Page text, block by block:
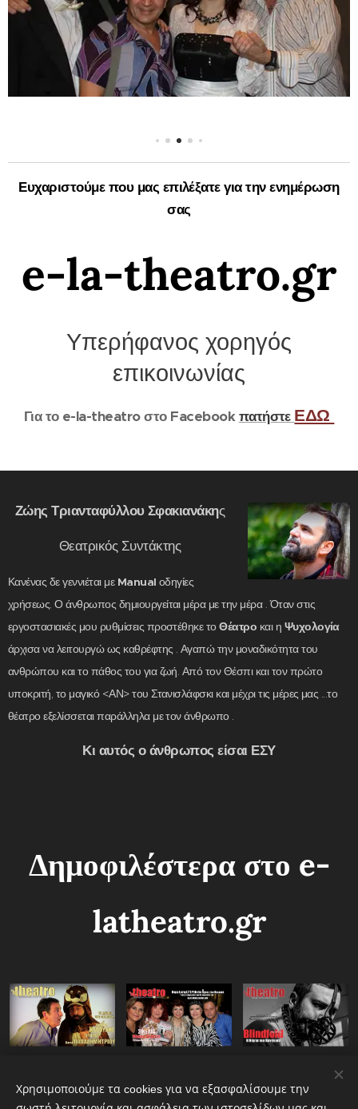
Ευχαριστούμε που μας επιλέξατε για την ενημέρωση
σας
e-la-theatro.gr
Υπερήφανος χορηγός
επικοινωνίας
Για το e-la-theatro στο Facebookπατήστε ΕΔΩ
Ζώης Τριανταφύλλου Σφακιανάκης
Θεατρικός Συντάκτης
Κανένας δε γεννιέται μεManual οδηγίες
χρήσεως. Ο άνθρωπος δημιουργείται μέρα με την μέρα . Όταν στις
εργοστασιακές μου ρυθμίσεις προστέθηκε τοΘέατρο και η Ψυχολογία
άρχισα να λειτουργώ ως καθρέφτης . Αγαπώ την μοναδικότητα του
ανθρώπου και το πάθος του για ζωή. Από τον Θέσπι και τον πρώτο
υποκριτή, το μαγικό <ΑΝ> του Στανισλάφσκι και μέχρι τις μέρες μας ...το
θέατρο εξελίσσεται παράλληλα με τον άνθρωπο .
Κι αυτός ο άνθρωπος είσαι ΕΣΥ
Δημοφιλέστερα στο e-
latheatro.gr
Χρησιμοποιούμε τα cookies για να εξασφαλίσουμε την